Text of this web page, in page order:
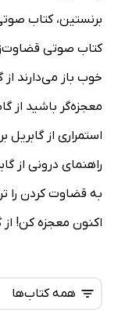
برنستین، کتاب
کتاب صوتی
خوب باز می‌دارند
معجزه‌گر باشید از
استمراری از
راهنمای درونی از
به قضاوت کردن را
اکنون معجزه کن! از
همه کتاب‌ها